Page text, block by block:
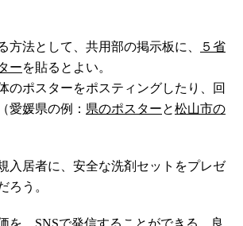
方法として、共用部の掲示板に、
５省
ーを貼るとよい。
のポスターをポスティングしたり、回
（愛媛県の例： 県のポスターと松山市の
入居者に、安全な洗剤セットをプレゼ
ろう。